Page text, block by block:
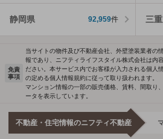
静岡県 92,959件 三
免責
事項
当サイトの物件及び不動産会社、外壁塗装業者の
報であり、ニフティライフスタイル株式会社は内
ださい。本サービス内でお客様が入力される個人
の定める個人情報規約に従って取り扱われます。
マンション情報の一部の販売価格、賃料、間取り
ータを表示しています。
不動産・住宅情報のニフティ不動産